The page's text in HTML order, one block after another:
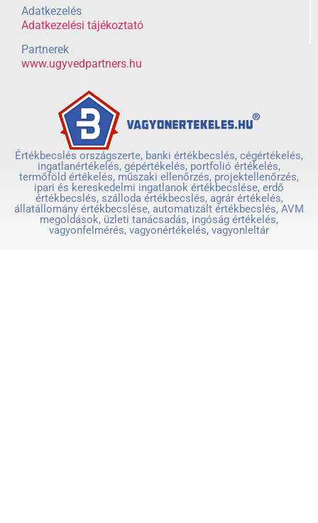
Adatkezelés
Adatkezelési tájékoztató
Partnerek
www.ugyvedpartners.hu
Értékbecslés országszerte, banki értékbecslés, cégértékelés,
ingatlanértékelés, gépértékelés, portfolió értékelés,
termőföld értékelés, műszaki ellenőrzés, projektellenőrzés,
ipari és kereskedelmi ingatlanok értékbecslése, erdő
értékbecslés, szálloda értékbecslés, agrár értékelés,
állatállomány értékbecslése, automatizált értékbecslés, AVM
megoldások, üzleti tanácsadás, ingóság értékelés,
vagyonfelmérés, vagyonértékelés, vagyonleltár